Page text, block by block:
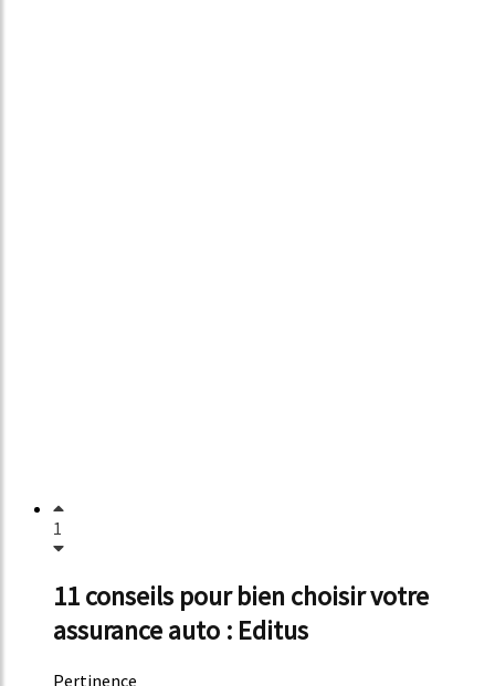
1
11 conseils pour bien choisir votre
assurance auto : Editus
Pertinence